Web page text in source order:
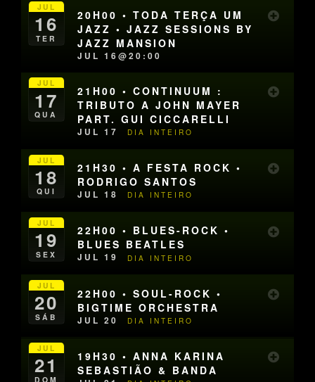
JUL
16
TER
20H00 • TODA TERÇA UM
JAZZ • JAZZ SESSIONS BY
JAZZ MANSION
JUL 16@20:00
JUL
17
QUA
21H00 • CONTINUUM :
TRIBUTO A JOHN MAYER
PART. GUI CICCARELLI
JUL 17 DIA INTEIRO
JUL
18
QUI
21H30 • A FESTA ROCK •
RODRIGO SANTOS
JUL 18 DIA INTEIRO
JUL
19
SEX
22H00 • BLUES-ROCK •
BLUES BEATLES
JUL 19 DIA INTEIRO
JUL
20
SÁB
22H00 • SOUL-ROCK •
BIGTIME ORCHESTRA
JUL 20 DIA INTEIRO
JUL
21
DOM
19H30 • ANNA KARINA
SEBASTIÃO & BANDA